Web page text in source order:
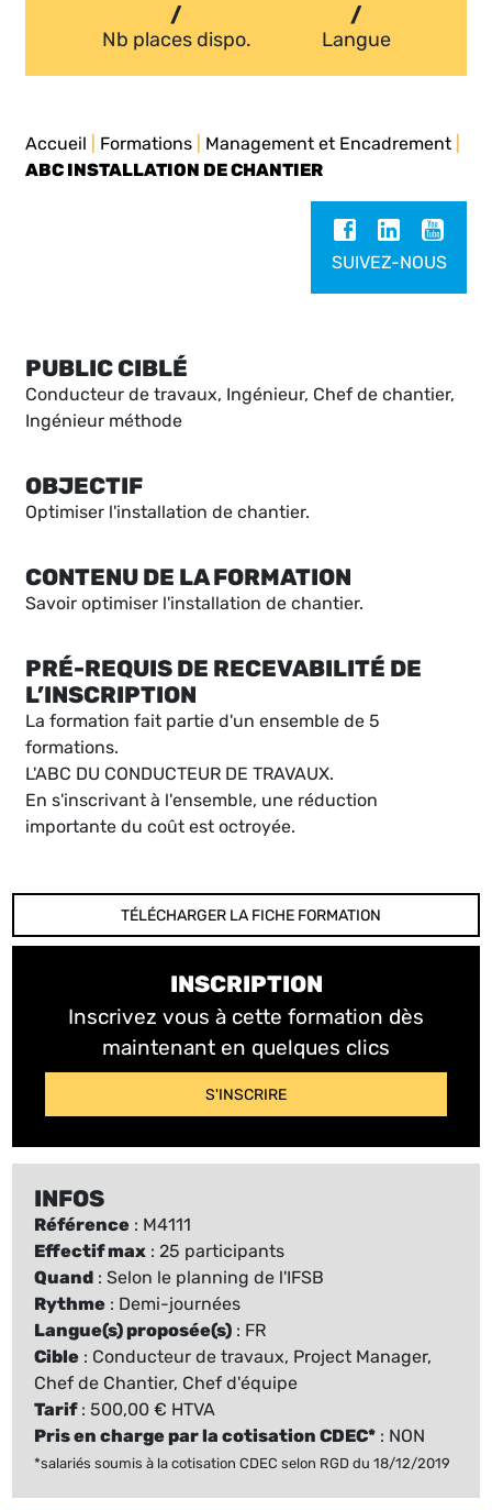
/
Nb places dispo.
/
Langue
Accueil Formations Management et Encadrement
ABC INSTALLATION DE CHANTIER
SUIVEZ-NOUS
PUBLIC CIBLÉ
Conducteur de travaux, Ingénieur, Chef de chantier,
Ingénieur méthode
OBJECTIF
Optimiser l'installation de chantier.
CONTENU DE LA FORMATION
Savoir optimiser l'installation de chantier.
PRÉ-REQUIS DE RECEVABILITÉ DE
L’INSCRIPTION
La formation fait partie d'un ensemble de 5
formations.
L'ABC DU CONDUCTEUR DE TRAVAUX.
En s'inscrivant à l'ensemble, une réduction
importante du coût est octroyée.
TÉLÉCHARGER LA FICHE FORMATION
INSCRIPTION
Inscrivez vous à cette formation dès
maintenant en quelques clics
S'INSCRIRE
INFOS
Référence : M4111
Effectif max : 25 participants
Quand : Selon le planning de l'IFSB
Rythme : Demi-journées
Langue(s) proposée(s) : FR
Cible : Conducteur de travaux, Project Manager,
Chef de Chantier, Chef d'équipe
Tarif: 500,00 € HTVA
Pris en charge par la cotisation CDEC* : NON
*salariés soumis à la cotisation CDEC selon RGD du 18/12/2019